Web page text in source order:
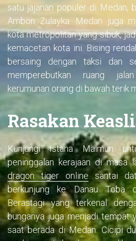
satu jajanan populer di Medan,
Ambon Zulayka. Medan juga
kota metropolitan yang sibuk,
kemacetan kota ini. Bising
bersaing dengan taksi dan
memperebutkan ruang
kerumunan orang di bawah terik
Rasakan
Kunjungi Istana Maimun
peninggalan kerajaan di masa
dragon tiger online santai
berkunjung ke Danau Toba
Berastagi yang terkenal
bunganya juga menjadi tempat
saat berada di Medan. Cicipi